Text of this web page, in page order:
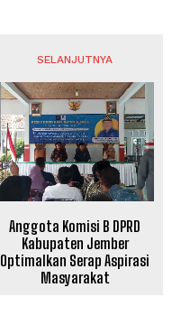
SELANJUTNYA
Anggota Komisi B DPRD
Kabupaten Jember
Optimalkan Serap Aspirasi
Masyarakat